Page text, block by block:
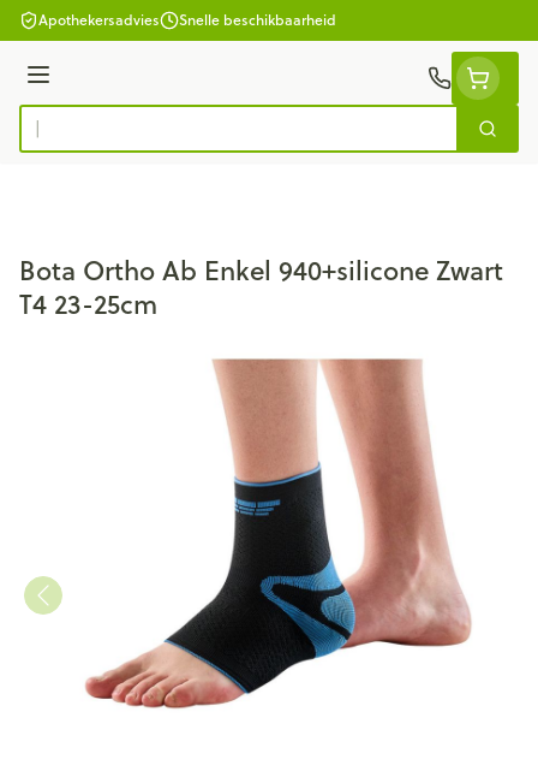
Ga naar de inhoud
Apothekersadvies Snelle beschikbaarheid
Menu
Product, merk, categorie...
Zoek
Bota Ortho Ab Enkel 940+silicone Zwart
T4 23-25cm